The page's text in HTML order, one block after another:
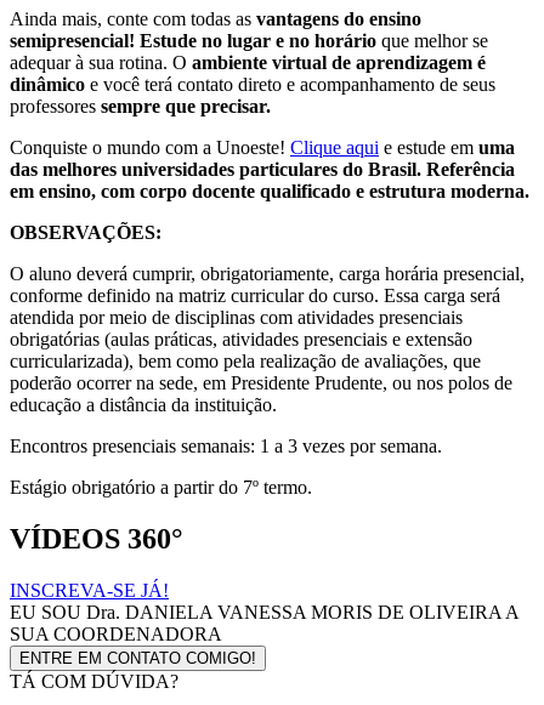
Ainda mais, conte com todas as vantagens do ensino
semipresencial! Estude no lugar e no horário que melhor se
adequar à sua rotina. O ambiente virtual de aprendizagem é
dinâmico e você terá contato direto e acompanhamento de seus
professores sempre que precisar.
Conquiste o mundo com a Unoeste! Clique aqui e estude em uma
das melhores universidades particulares do Brasil. Referência
em ensino, com corpo docente qualificado e estrutura moderna.
OBSERVAÇÕES:
O aluno deverá cumprir, obrigatoriamente, carga horária presencial,
conforme definido na matriz curricular do curso. Essa carga será
atendida por meio de disciplinas com atividades presenciais
obrigatórias (aulas práticas, atividades presenciais e extensão
curricularizada), bem como pela realização de avaliações, que
poderão ocorrer na sede, em Presidente Prudente, ou nos polos de
educação a distância da instituição.
Encontros presenciais semanais: 1 a 3 vezes por semana.
Estágio obrigatório a partir do 7º termo.
VÍDEOS 360°
INSCREVA-SE JÁ!
EU SOU Dra. DANIELA VANESSA MORIS DE OLIVEIRA A
SUA COORDENADORA
ENTRE EM CONTATO COMIGO!
TÁ COM DÚVIDA?